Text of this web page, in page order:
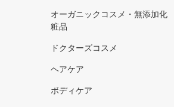
オーガニックコスメ・無添加化
粧品
ドクターズコスメ
ヘアケア
ボディケア